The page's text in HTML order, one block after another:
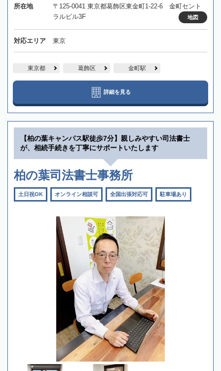
所在地
〒125-0041 東京都葛飾区東金町1-22-6 金町セント
ラルビル3F
地図
対応エリア 東京
東京都 葛飾区 金町駅
詳細を見る
【柏の葉キャンパス駅徒歩7分】親しみやすい司法書士
が、相続手続きを丁寧にサポートいたします
柏の葉司法書士事務所
土日祝OK オンライン相談可 全国出張対応可 駐車場あり